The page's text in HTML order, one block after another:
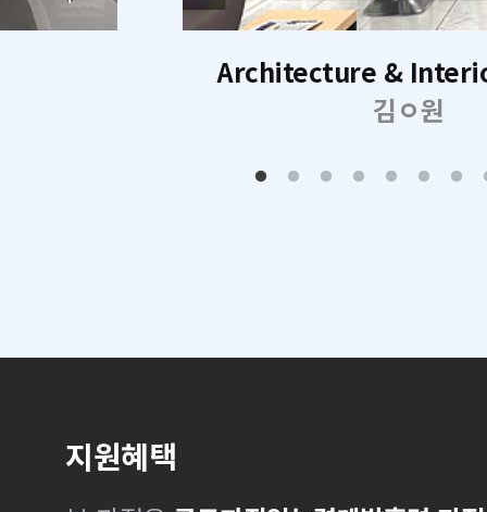
Architecture &
김ㅇ원
지원혜택